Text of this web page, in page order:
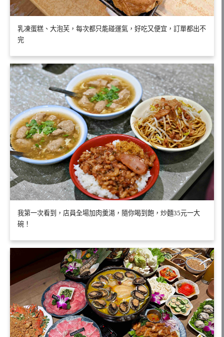
乳凍蛋糕、大泡芙，每次都只能碰運氣，好吃又便宜，訂單都出不
完
我第一次看到，店員全場加肉羹湯，隨你喝到飽，炒麵35元一大
碗！